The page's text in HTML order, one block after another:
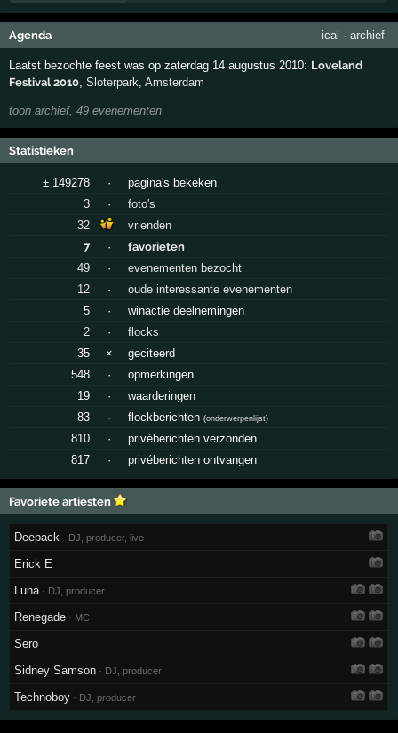
Agenda ical · archief
Laatst bezochte feest was op zaterdag 14 augustus 2010: Loveland
Festival 2010,Sloterpark,Amsterdam
toon archief, 49 evenementen
Statistieken
± 149278 ·
pagina's bekeken
3
·
foto's
32
vrienden
7
·
favorieten
49
·
evenementen bezocht
12
·
oude interessante evenementen
5
·
winactie deelnemingen
2
·
flocks
35
×
geciteerd
548
·
opmerkingen
19
·
waarderingen
83
· flockberichten(onderwerpenlijst)
810 ·
privéberichten verzonden
817
· privéberichten ontvangen
Favoriete artiesten
Deepack · DJ, producer, live
Erick E
Luna · DJ, producer
Renegade · MC
Sero
Sidney Samson · DJ, producer
Technoboy · DJ, producer